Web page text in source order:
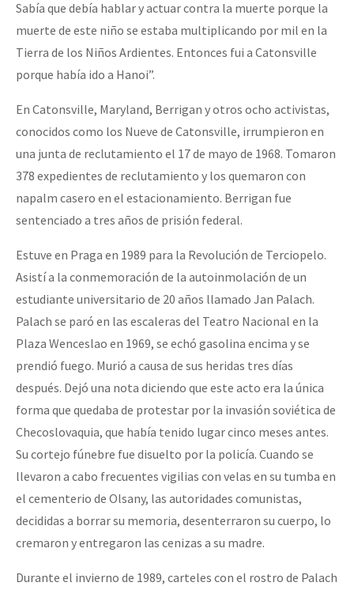
Sabía que debía hablar y actuar contra la muerte porque la
muerte de este niño se estaba multiplicando por mil en la
Tierra de los Niños Ardientes. Entonces fui a Catonsville
porque había ido a Hanoi”.
En Catonsville, Maryland, Berrigan y otros ocho activistas,
conocidos como los Nueve de Catonsville, irrumpieron en
una junta de reclutamiento el 17 de mayo de 1968. Tomaron
378 expedientes de reclutamiento y los quemaron con
napalm casero en el estacionamiento. Berrigan fue
sentenciado a tres años de prisión federal.
Estuve en Praga en 1989 para la Revolución de Terciopelo.
Asistí a la conmemoración de la autoinmolación de un
estudiante universitario de 20 años llamado Jan Palach.
Palach se paró en las escaleras del Teatro Nacional en la
Plaza Wenceslao en 1969, se echó gasolina encima y se
prendió fuego. Murió a causa de sus heridas tres días
después. Dejó una nota diciendo que este acto era la única
forma que quedaba de protestar por la invasión soviética de
Checoslovaquia, que había tenido lugar cinco meses antes.
Su cortejo fúnebre fue disuelto por la policía. Cuando se
llevaron a cabo frecuentes vigilias con velas en su tumba en
el cementerio de Olsany, las autoridades comunistas,
decididas a borrar su memoria, desenterraron su cuerpo, lo
cremaron y entregaron las cenizas a su madre.
Durante el invierno de 1989, carteles con el rostro de Palach